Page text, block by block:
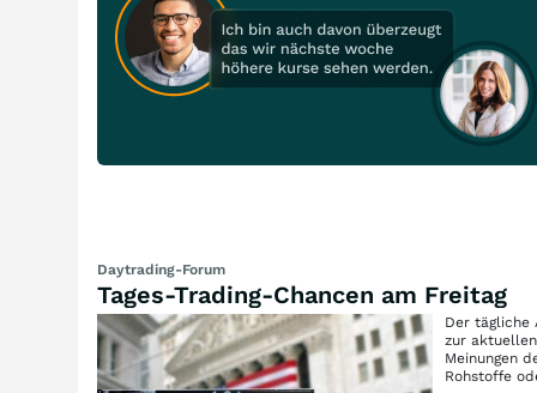
Daytrading-Forum
Tages-Trading-Chancen am Freitag
Der tägliche
zur
Meinungen
Rohstoffe